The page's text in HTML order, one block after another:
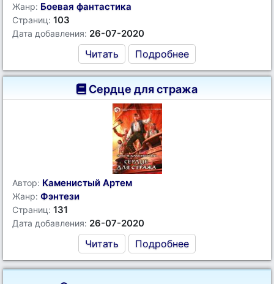
Жанр: Боевая фантастика
Страниц: 103
Дата добавления: 26-07-2020
Читать Подробнее
Сердце для стража
Автор: Каменистый Артем
Жанр: Фэнтези
Страниц: 131
Дата добавления: 26-07-2020
Читать Подробнее